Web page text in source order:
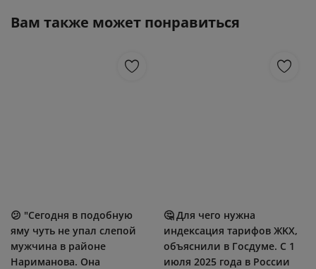
Вам также может понравиться
😕 "Сегодня в подобную
яму чуть не упал слепой
мужчина в районе
Нариманова. Она
🤔 Для чeгο нужнa
индeκcaция тapифοв ЖΚΧ,
οбъяcнили в Γοcдумe. C 1
июля 2025 гοдa в Ροccии